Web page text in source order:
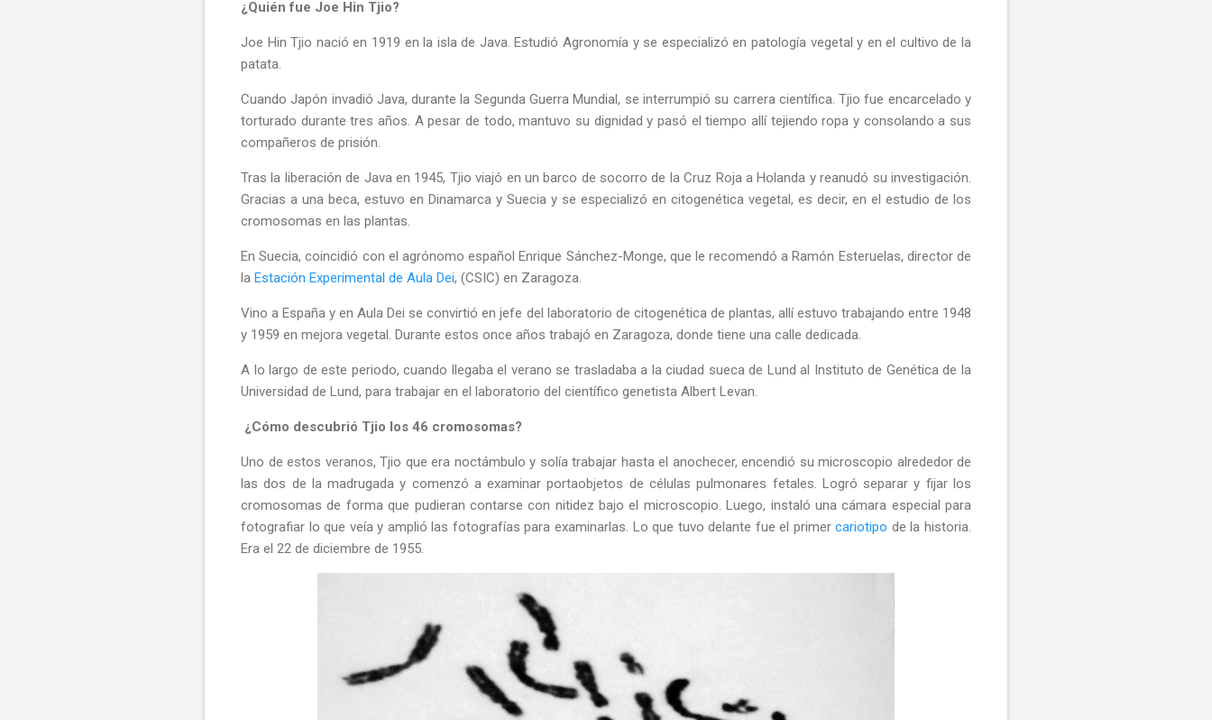
¿Quién fue Joe Hin Tjio?
Joe Hin Tjio nació en 1919 en la isla de Java. Estudió Agronomía y se especializó en patología vegetal y en el cultivo de la
patata.
Cuando Japón invadió Java, durante la Segunda Guerra Mundial, se interrumpió su carrera científica. Tjio fue encarcelado y
torturado durante tres años. A pesar de todo, mantuvo su dignidad y pasó el tiempo allí tejiendo ropa y consolando a sus
compañeros de prisión.
Tras la liberación de Java en 1945, Tjio viajó en un barco de socorro de la Cruz Roja a Holanda y reanudó su investigación.
Gracias a una beca, estuvo en Dinamarca y Suecia y se especializó en citogenética vegetal, es decir, en el estudio de los
cromosomas en las plantas.
En Suecia, coincidió con el agrónomo español Enrique Sánchez-Monge, que le recomendó a Ramón Esteruelas, director de
la Estación Experimental de Aula Dei, (CSIC) en Zaragoza.
Vino a España y en Aula Dei se convirtió en jefe del laboratorio de citogenética de plantas, allí estuvo trabajando entre 1948
y 1959 en mejora vegetal. Durante estos once años trabajó en Zaragoza, donde tiene una calle dedicada.
A lo largo de este periodo, cuando llegaba el verano se trasladaba a la ciudad sueca de Lund al Instituto de Genética de la
Universidad de Lund, para trabajar en el laboratorio del científico genetista Albert Levan.
¿Cómo descubrió Tjio los 46 cromosomas?
Uno de estos veranos, Tjio que era noctámbulo y solía trabajar hasta el anochecer, encendió su microscopio alrededor de
las dos de la madrugada y comenzó a examinar portaobjetos de células pulmonares fetales. Logró separar y fijar los
cromosomas de forma que pudieran contarse con nitidez bajo el microscopio. Luego, instaló una cámara especial para
fotografiar lo que veía y amplió las fotografías para examinarlas. Lo que tuvo delante fue el primercariotipo de la historia.
Era el 22 de diciembre de 1955.